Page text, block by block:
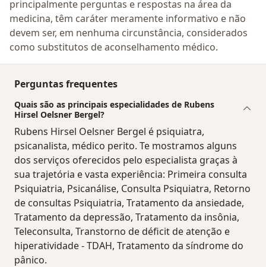
principalmente perguntas e respostas na área da
medicina, têm caráter meramente informativo e não
devem ser, em nenhuma circunstância, considerados
como substitutos de aconselhamento médico.
Perguntas frequentes
Quais são as principais especialidades de Rubens
Hirsel Oelsner Bergel?
Rubens Hirsel Oelsner Bergel é psiquiatra,
psicanalista, médico perito. Te mostramos alguns
dos serviços oferecidos pelo especialista graças à
sua trajetória e vasta experiência: Primeira consulta
Psiquiatria, Psicanálise, Consulta Psiquiatra, Retorno
de consultas Psiquiatria, Tratamento da ansiedade,
Tratamento da depressão, Tratamento da insônia,
Teleconsulta, Transtorno de déficit de atenção e
hiperatividade - TDAH, Tratamento da síndrome do
pânico.